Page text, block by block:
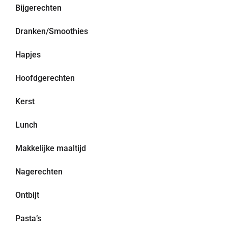
Bijgerechten
Dranken/Smoothies
Hapjes
Hoofdgerechten
Kerst
Lunch
Makkelijke maaltijd
Nagerechten
Ontbijt
Pasta’s